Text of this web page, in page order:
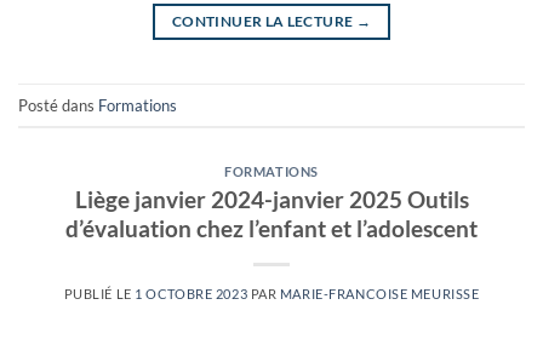
CONTINUER LA LECTURE →
Posté dans Formations
FORMATIONS
Liège janvier 2024-janvier 2025 Outils
d’évaluation chez l’enfant et l’adolescent
PUBLIÉ LE 1 OCTOBRE 2023 PAR MARIE-FRANCOISE MEURISSE